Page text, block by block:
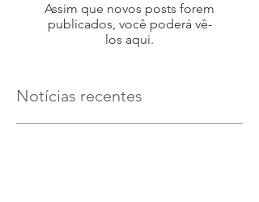
Assim que novos posts forem
publicados, você poderá vê-
los aqui.
Notícias recentes